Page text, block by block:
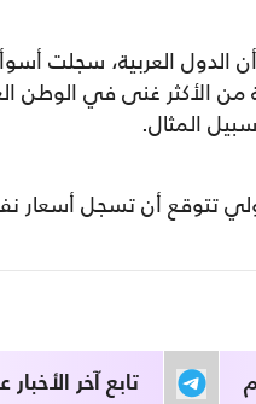
العربية، سجلت
تابع آخر